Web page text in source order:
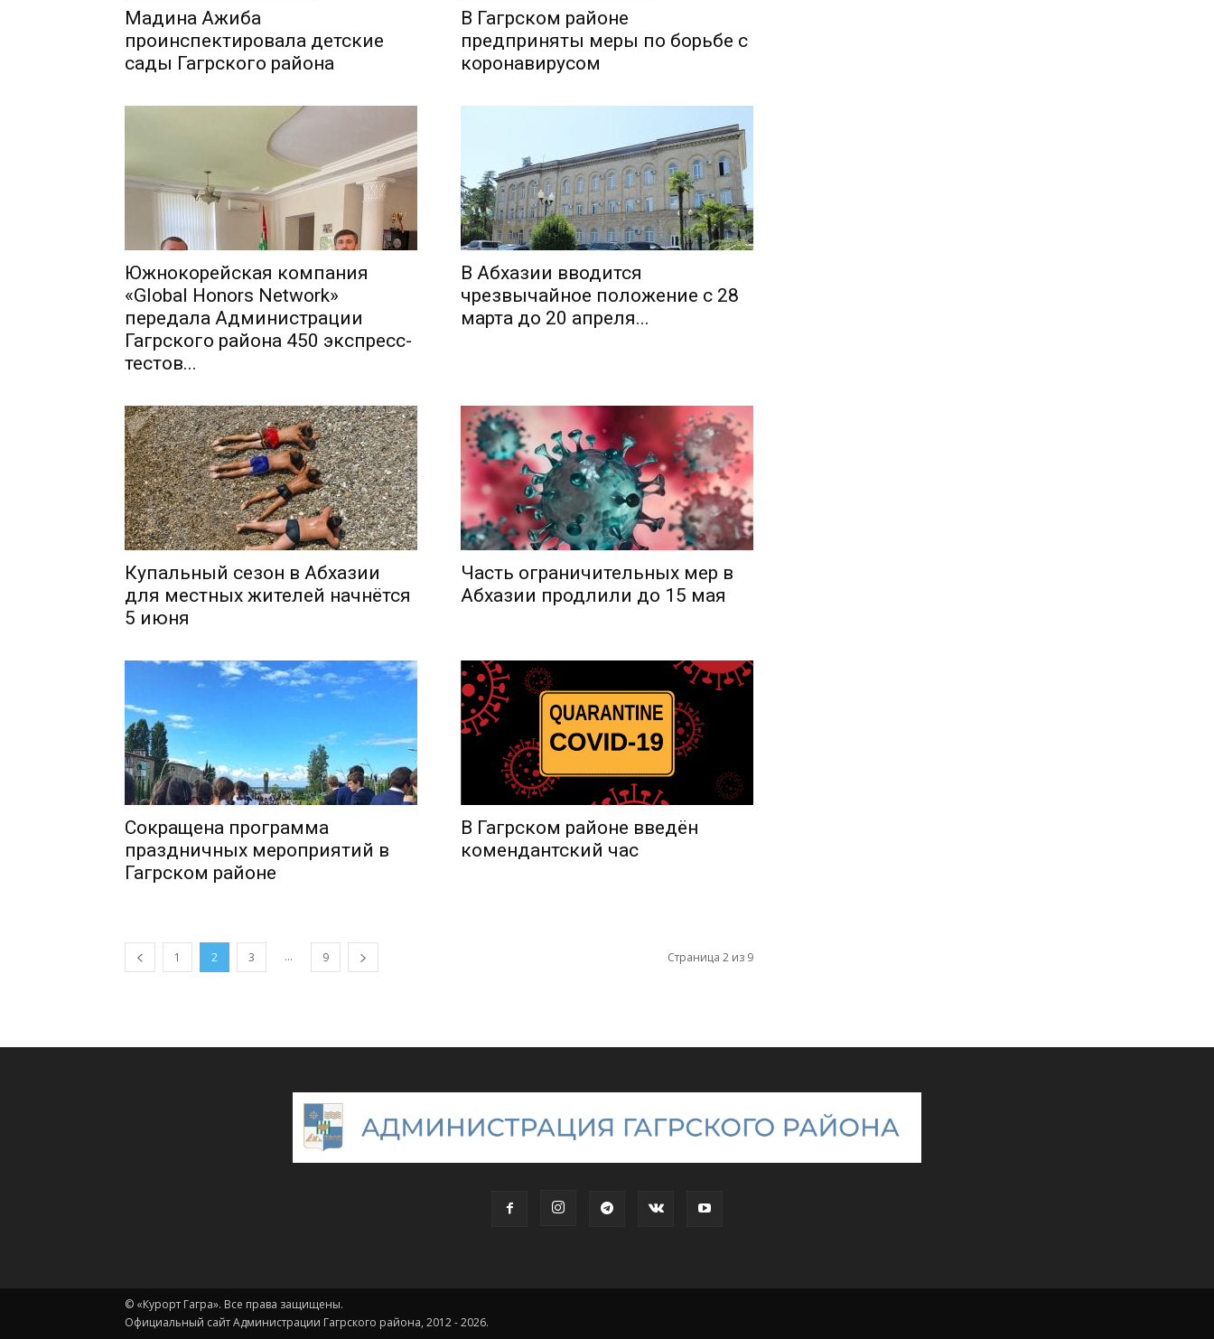
Мадина Ажиба
проинспектировала детские
сады Гагрского района
В Гагрском районе
предприняты меры по борьбе с
коронавирусом
Южнокорейская компания
«Global Honors Network»
передала Администрации
Гагрского района 450 экспресс-
тестов...
В Абхазии вводится
чрезвычайное положение с 28
марта до 20 апреля...
Купальный сезон в Абхазии
для местных жителей начнётся
5 июня
Часть ограничительных мер в
Абхазии продлили до 15 мая
Сокращена программа
праздничных мероприятий в
Гагрском районе
В Гагрском районе введён
комендантский час
1 2 3 ... 9 Страница 2 из 9
© «Курорт Гагра». Все права защищены.
Официальный сайт Администрации Гагрского района, 2012 - 2026.